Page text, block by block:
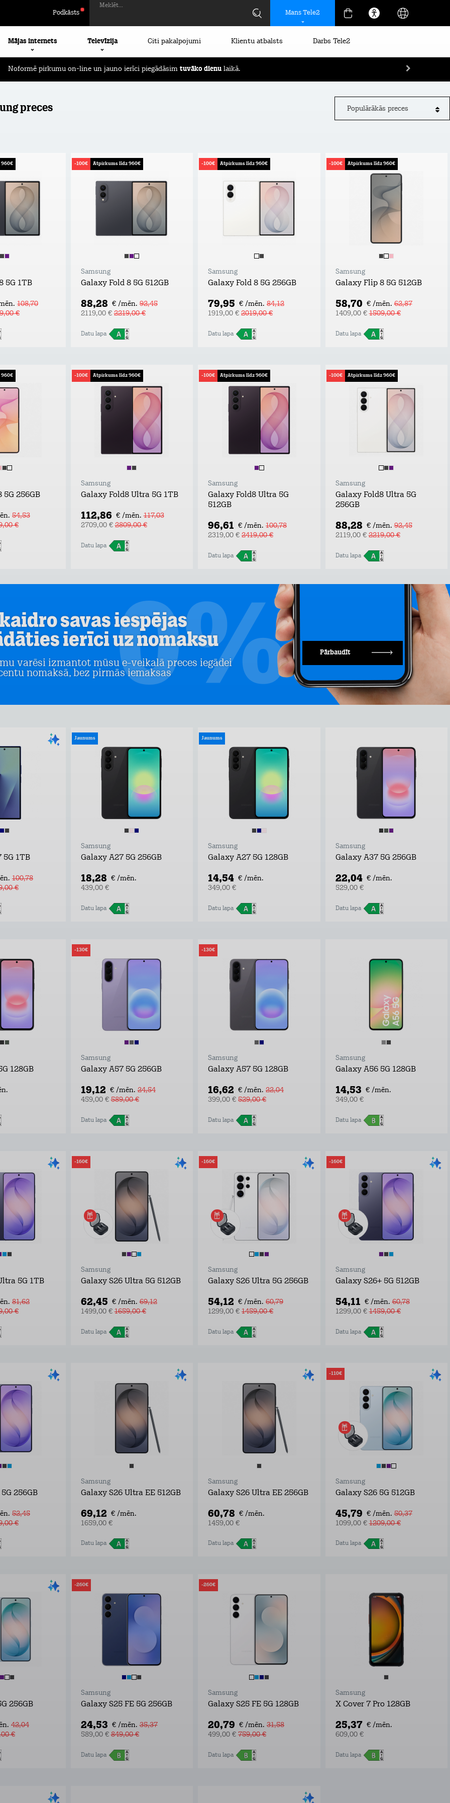
Podkāsts
Meklēt...
Mans Tele2
Mājas internets Televīzija Citi pakalpojumi Klientu atbalsts Darbs Tele2
Noformē pirkumu on-line un jauno ierīci piegādāsim tuvāko dienu laikā.
Pirmos 2 mēnešus ierīču apdrošināšanaBEZ MAKSAS!
preces Populārākās preces
5G 1TB
108,70
€
-100€ Atpirkums līdz 960€
Samsung
Galaxy Fold 8 5G 512GB
88,28 € /mēn. 92,45
2119,00 €2219,00 €
Datu lapa
-100€ Atpirkums līdz 960€
Samsung
Galaxy Fold 8 5G 256GB
79,95 € /mēn. 84,12
1919,00 € 2019,00 €
Datu lapa
-100€ Atpirkums līdz 960€
Samsung
Galaxy Flip 8 5G 512GB
58,70 € /mēn. 62,87
1409,00 €1509,00 €
Datu lapa
5G 256GB
54,53
€
-100€ Atpirkums līdz 960€
Samsung
Galaxy Fold8 Ultra 5G 1TB
112,86 € /mēn. 117,03
2709,00 €2809,00 €
Datu lapa
-100€ Atpirkums līdz 960€
Samsung
Galaxy Fold8 Ultra 5G
512GB
96,61 € /mēn. 100,78
2319,00 € 2419,00 €
Datu lapa
-100€ Atpirkums līdz 960€
Samsung
Galaxy Fold8 Ultra 5G
256GB
88,28 € /mēn. 92,45
2119,00 €2219,00 €
Datu lapa
savas iespējas
ierīci uz nomaksu
varēsi izmantot mūsu e-veikalā preces iegādei
nomaksā, bez pirmās iemaksas
Pārbaudīt
5G 1TB
100,78
€
Jaunums
Samsung
Galaxy A27 5G 256GB
18,28 € /mēn.
439,00 €
Datu lapa
Jaunums
Samsung
Galaxy A27 5G 128GB
14,54 € /mēn.
349,00 €
Datu lapa
Samsung
Galaxy A37 5G 256GB
22,04 € /mēn.
529,00 €
Datu lapa
128GB
-130€
Samsung
Galaxy A57 5G 256GB
19,12 € /mēn. 24,54
459,00 €589,00 €
Datu lapa
-130€
Samsung
Galaxy A57 5G 128GB
16,62 € /mēn. 22,04
399,00 € 529,00 €
Datu lapa
Samsung
Galaxy A56 5G 128GB
14,53 € /mēn.
349,00 €
Datu lapa
5G 1TB
81,62
€
-160€
Samsung
Galaxy S26 Ultra 5G 512GB
62,45 € /mēn. 69,12
1499,00 €1659,00 €
Datu lapa
-160€
Samsung
Galaxy S26 Ultra 5G 256GB
54,12 € /mēn. 60,79
1299,00 € 1459,00 €
Datu lapa
-160€
Samsung
Galaxy S26+ 5G 512GB
54,11 € /mēn. 60,78
1299,00 €1459,00 €
Datu lapa
256GB
52,45
€
Samsung
Galaxy S26 Ultra EE 512GB
69,12 € /mēn.
1659,00 €
Datu lapa
Samsung
Galaxy S26 Ultra EE 256GB
60,78 € /mēn.
1459,00 €
Datu lapa
-110€
Samsung
Galaxy S26 5G 512GB
45,79 € /mēn. 50,37
1099,00 €1209,00 €
Datu lapa
256GB
42,04
€
-260€
Samsung
Galaxy S25 FE 5G 256GB
24,53 € /mēn. 35,37
589,00 €849,00 €
Datu lapa
-260€
Samsung
Galaxy S25 FE 5G 128GB
20,79 € /mēn. 31,58
499,00 € 759,00 €
Datu lapa
Samsung
X Cover 7 Pro 128GB
25,37 € /mēn.
609,00 €
Datu lapa